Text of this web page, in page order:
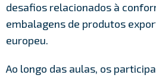
desafios relacionados à
embalagens de produtos
europeu.
Ao longo das aulas, os